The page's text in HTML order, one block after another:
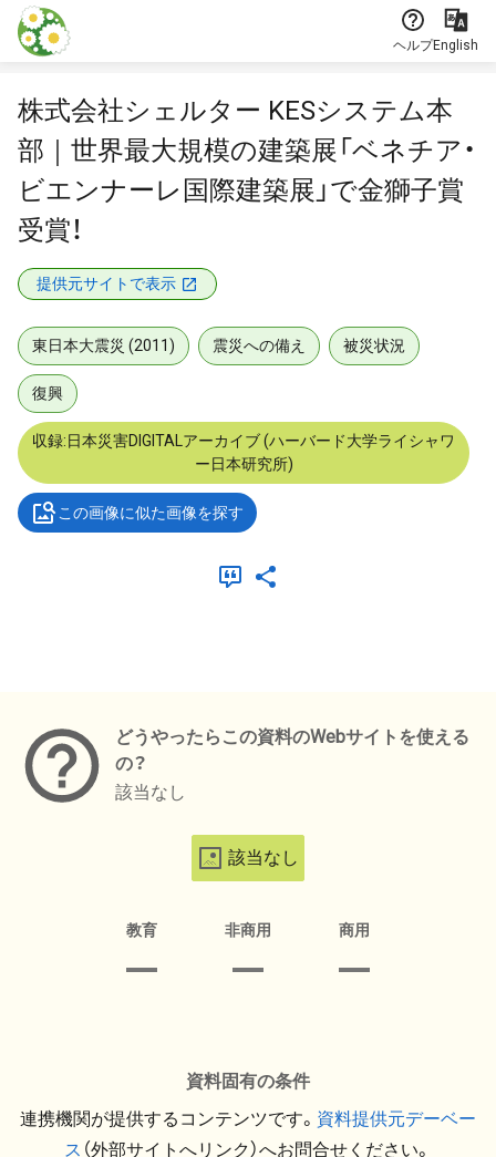
本文に飛ぶ
ヘルプEnglish
株式会社シェルター KESシステム本
部｜世界最大規模の建築展「ベネチア・
ビエンナーレ国際建築展」で金獅子賞
受賞！
提供元サイトで表示
東日本大震災 (2011) 震災への備え 被災状況
復興
収録:日本災害DIGITALアーカイブ (ハーバード大学ライシャワ
ー日本研究所)
この画像に似た画像を探す
どうやったらこの資料のWebサイトを使える
の？
該当なし
該当なし
教育 非商用 商用
資料固有の条件
連携機関が提供するコンテンツです。 資料提供元デーベー
ス （外部サイトへリンク）へお問合せください。